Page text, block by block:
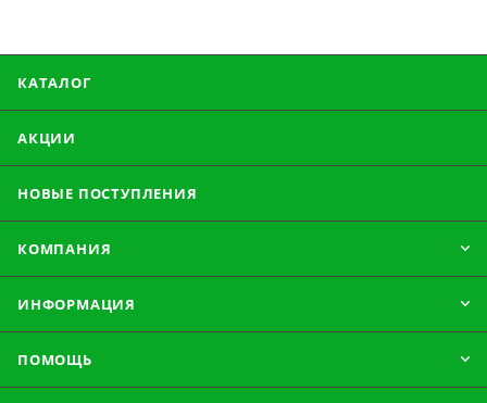
КАТАЛОГ
АКЦИИ
НОВЫЕ ПОСТУПЛЕНИЯ
КОМПАНИЯ
ИНФОРМАЦИЯ
ПОМОЩЬ